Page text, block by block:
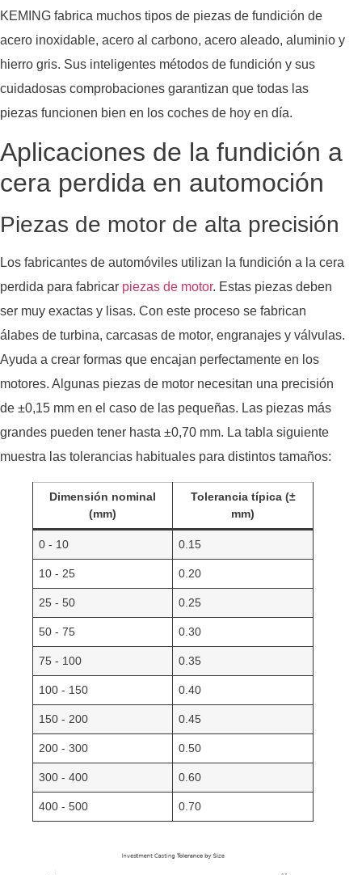
KEMING fabrica muchos tipos de piezas de fundición de
acero inoxidable, acero al carbono, acero aleado, aluminio y
hierro gris. Sus inteligentes métodos de fundición y sus
cuidadosas comprobaciones garantizan que todas las
piezas funcionen bien en los coches de hoy en día.
Aplicaciones de la fundición a
cera perdida en automoción
Piezas de motor de alta precisión
Los fabricantes de automóviles utilizan la fundición a la cera
perdida para fabricar piezas de motor. Estas piezas deben
ser muy exactas y lisas. Con este proceso se fabrican
álabes de turbina, carcasas de motor, engranajes y válvulas.
Ayuda a crear formas que encajan perfectamente en los
motores. Algunas piezas de motor necesitan una precisión
de ±0,15 mm en el caso de las pequeñas. Las piezas más
grandes pueden tener hasta ±0,70 mm. La tabla siguiente
muestra las tolerancias habituales para distintos tamaños:
Dimensión nominal
(mm)
Tolerancia típica (±
mm)
0 - 10 0.15
10 - 25 0.20
25 - 50 0.25
50 - 75 0.30
75 - 100 0.35
100 - 150 0.40
150 - 200 0.45
200 - 300 0.50
300 - 400 0.60
400 - 500 0.70